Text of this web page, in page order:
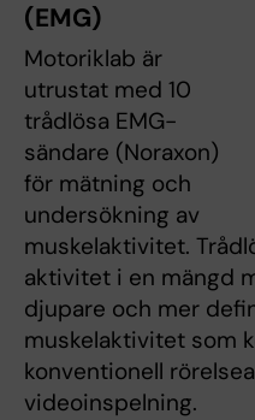
(EMG)
Motoriklab är
utrustat med 10
trådlösa EMG-
sändare (Noraxon)
för mätning och
undersökning av
muskelaktivitet.
aktivitet i en mängd
djupare och mer
muskelaktivitet som
konventionell
videoinspelning.